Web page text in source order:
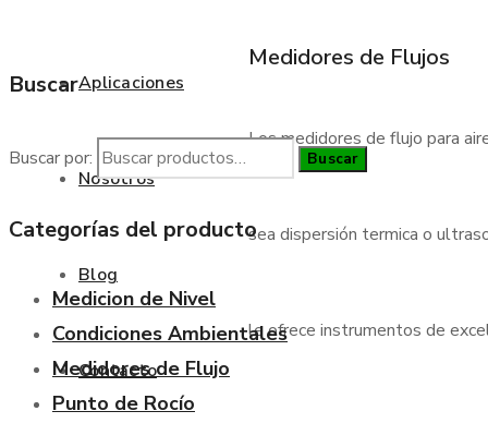
Aplicaciones
Nosotros
Blog
Contacto
Medidores de Flujos
Los medidores de flujo para
sea dispersión termica o
le ofrece instrumentos de
Buscar
Buscar por: Buscar
Categorías del producto
Medicion de Nivel
Condiciones Ambientales
Medidores de Flujo
Punto de Rocío